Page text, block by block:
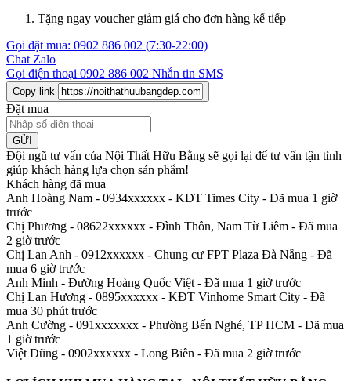
Tặng ngay voucher giảm giá cho đơn hàng kế tiếp
Gọi đặt mua: 0902 886 002 (7:30-22:00)
Chat Zalo
Gọi điện thoại 0902 886 002 Nhắn tin SMS
Copy link
Đặt mua
GỬI
Đội ngũ tư vấn của Nội Thất Hữu Bằng sẽ gọi lại để tư vấn tận tình
giúp khách hàng lựa chọn sản phẩm!
Khách hàng đã mua
Anh Hoàng Nam - 0934xxxxxx - KĐT Times City - Đã mua 1 giờ
trước
Chị Phương - 08622xxxxxx - Đình Thôn, Nam Từ Liêm - Đã mua
2 giờ trước
Chị Lan Anh - 0912xxxxxx - Chung cư FPT Plaza Đà Nẵng - Đã
mua 6 giờ trước
Anh Minh - Đường Hoàng Quốc Việt - Đã mua 1 giờ trước
Chị Lan Hương - 0895xxxxxx - KĐT Vinhome Smart City - Đã
mua 30 phút trước
Anh Cường - 091xxxxxxx - Phường Bến Nghé, TP HCM - Đã mua
1 giờ trước
Việt Dũng - 0902xxxxxx - Long Biên - Đã mua 2 giờ trước